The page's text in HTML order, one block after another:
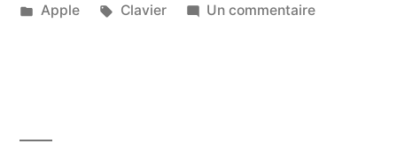
par
Publié
Apple Étiquettes :
Clavier Un commentairesur